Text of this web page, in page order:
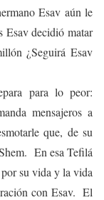
Esav aún le
Esav decidió matar
¿Seguirá Esav
para lo peor:
mensajeros a
que, de su
En esa Tefilá
su vida y la vida
con Esav. El